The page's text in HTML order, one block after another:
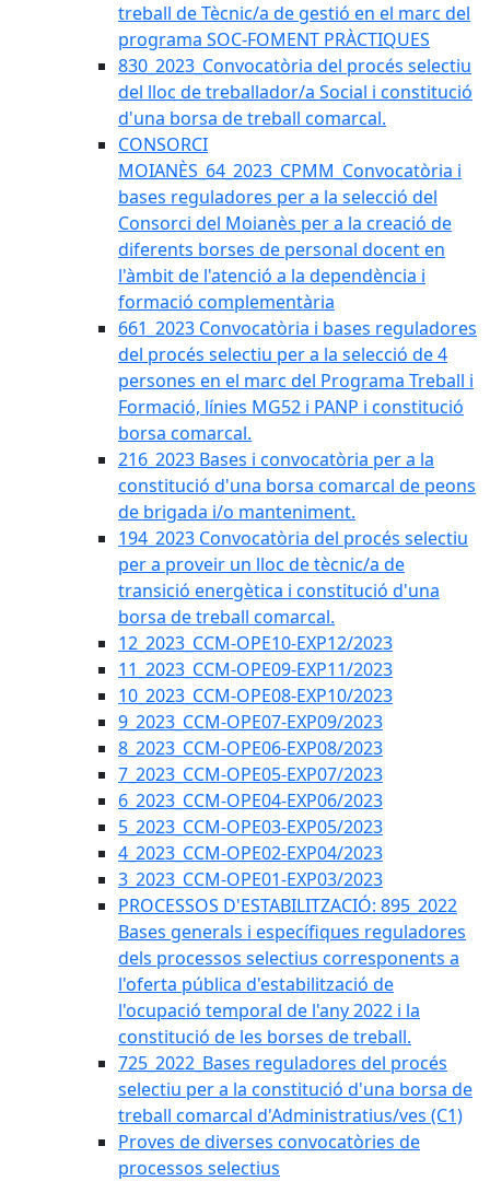
treball de Tècnic/a de gestió en el marc del
programa SOC-FOMENT PRÀCTIQUES
830_2023_Convocatòria del procés selectiu
del lloc de treballador/a Social i constitució
d'una borsa de treball comarcal.
CONSORCI
MOIANÈS_64_2023_CPMM_Convocatòria i
bases reguladores per a la selecció del
Consorci del Moianès per a la creació de
diferents borses de personal docent en
l'àmbit de l'atenció a la dependència i
formació complementària
661_2023 Convocatòria i bases reguladores
del procés selectiu per a la selecció de 4
persones en el marc del Programa Treball i
Formació, línies MG52 i PANP i constitució
borsa comarcal.
216_2023 Bases i convocatòria per a la
constitució d'una borsa comarcal de peons
de brigada i/o manteniment.
194_2023 Convocatòria del procés selectiu
per a proveir un lloc de tècnic/a de
transició energètica i constitució d'una
borsa de treball comarcal.
12_2023_CCM-OPE10-EXP12/2023
11_2023_CCM-OPE09-EXP11/2023
10_2023_CCM-OPE08-EXP10/2023
9_2023_CCM-OPE07-EXP09/2023
8_2023_CCM-OPE06-EXP08/2023
7_2023_CCM-OPE05-EXP07/2023
6_2023_CCM-OPE04-EXP06/2023
5_2023_CCM-OPE03-EXP05/2023
4_2023_CCM-OPE02-EXP04/2023
3_2023_CCM-OPE01-EXP03/2023
PROCESSOS D'ESTABILITZACIÓ: 895_2022
Bases generals i específiques reguladores
dels processos selectius corresponents a
l'oferta pública d'estabilització de
l'ocupació temporal de l'any 2022 i la
constitució de les borses de treball.
725_2022_Bases reguladores del procés
selectiu per a la constitució d'una borsa de
treball comarcal d'Administratius/ves (C1)
Proves de diverses convocatòries de
processos selectius